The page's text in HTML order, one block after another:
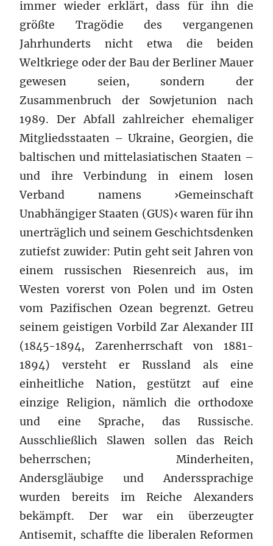
immer wieder erklärt, dass für ihn die
größte Tragödie des vergangenen
Jahrhunderts nicht etwa die beiden
Weltkriege oder der Bau der Berliner Mauer
gewesen seien, sondern der
Zusammenbruch der Sowjetunion nach
1989. Der Abfall zahlreicher ehemaliger
Mitgliedsstaaten – Ukraine, Georgien, die
baltischen und mittelasiatischen Staaten –
und ihre Verbindung in einem losen
Verband namens ›Gemeinschaft
Unabhängiger Staaten (GUS)‹ waren für ihn
unerträglich und seinem Geschichtsdenken
zutiefst zuwider: Putin geht seit Jahren von
einem russischen Riesenreich aus, im
Westen vorerst von Polen und im Osten
vom Pazifischen Ozean begrenzt. Getreu
seinem geistigen Vorbild Zar Alexander III
(1845-1894, Zarenherrschaft von 1881-
1894) versteht er Russland als eine
einheitliche Nation, gestützt auf eine
einzige Religion, nämlich die orthodoxe
und eine Sprache, das Russische.
Ausschließlich Slawen sollen das Reich
beherrschen; Minderheiten,
Andersgläubige und Anderssprachige
wurden bereits im Reiche Alexanders
bekämpft. Der war ein überzeugter
Antisemit, schaffte die liberalen Reformen